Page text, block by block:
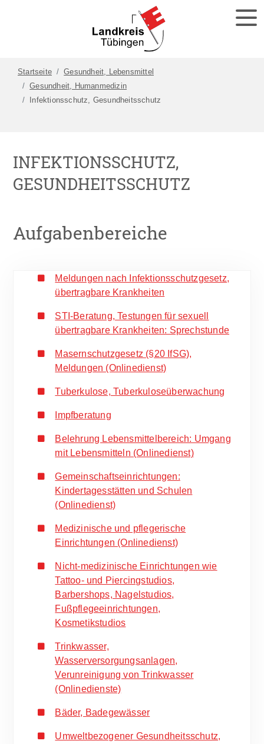
Startseite
Gesundheit, Lebensmittel
Gesundheit, Humanmedizin
Infektionsschutz, Gesundheitsschutz
INFEKTIONSSCHUTZ,
GESUNDHEITSSCHUTZ
Aufgabenbereiche
Meldungen nach Infektionsschutzgesetz,
übertragbare Krankheiten
STI-Beratung, Testungen für sexuell
übertragbare Krankheiten: Sprechstunde
Masernschutzgesetz (§20 IfSG),
Meldungen (Onlinedienst)
Tuberkulose, Tuberkuloseüberwachung
Impfberatung
Belehrung Lebensmittelbereich: Umgang
mit Lebensmitteln (Onlinedienst)
Gemeinschaftseinrichtungen:
Kindertagesstätten und Schulen
(Onlinedienst)
Medizinische und pflegerische
Einrichtungen (Onlinedienst)
Nicht-medizinische Einrichtungen wie
Tattoo- und Piercingstudios,
Barbershops, Nagelstudios,
Fußpflegeeinrichtungen,
Kosmetikstudios
Trinkwasser,
Wasserversorgungsanlagen,
Verunreinigung von Trinkwasser
(Onlinedienste)
Bäder, Badegewässer
Umweltbezogener Gesundheitsschutz,